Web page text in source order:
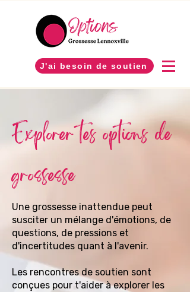
J'ai besoin de soutien
Explorer tes options de
grossesse
Une grossesse inattendue peut
susciter un mélange d'émotions, de
questions, de pressions et
d'incertitudes quant à l'avenir.
Les rencontres de soutien sont
conçues pour t'aider à explorer les